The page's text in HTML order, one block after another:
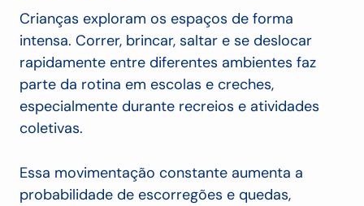
Crianças exploram os espaços de forma
intensa. Correr, brincar, saltar e se deslocar
rapidamente entre diferentes ambientes faz
parte da rotina em escolas e creches,
especialmente durante recreios e atividades
coletivas.
Essa movimentação constante aumenta a
probabilidade de escorregões e quedas,